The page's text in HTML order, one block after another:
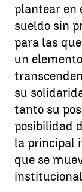
plantear en
sueldo sin
para las
un
su
tanto su
posibilidad
la principal
que se